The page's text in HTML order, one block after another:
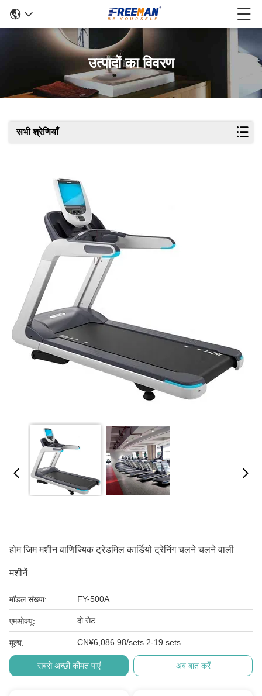
उत्पादों का विवरण
सभी श्रेणियाँ
होम जिम मशीन वाणिज्यिक ट्रेडमिल कार्डियो ट्रेनिंग चलने चलने वाली
मशीनें
मॉडल संख्या: FY-500A
एमओक्यू: दो सेट
मूल्य: CN¥6,086.98/sets 2-19 sets
सबसे अच्छी कीमत पाएं अब बात करें